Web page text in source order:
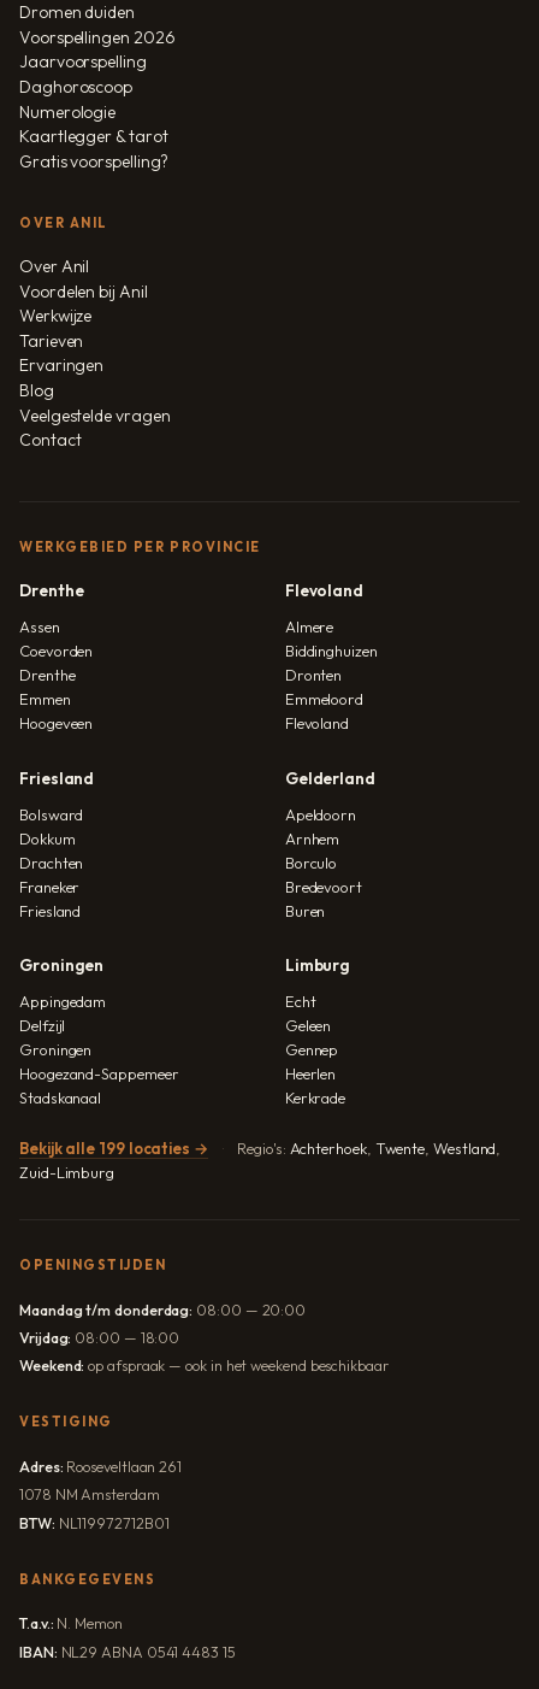
Dromen duiden
Voorspellingen 2026
Jaarvoorspelling
Daghoroscoop
Numerologie
Kaartlegger & tarot
Gratis voorspelling?
OVER ANIL
Over Anil
Voordelen bij Anil
Werkwijze
Tarieven
Ervaringen
Blog
Veelgestelde vragen
Contact
WERKGEBIED PER PROVINCIE
Drenthe
Assen
Coevorden
Drenthe
Emmen
Hoogeveen
Flevoland
Almere
Biddinghuizen
Dronten
Emmeloord
Flevoland
Friesland
Bolsward
Dokkum
Drachten
Franeker
Friesland
Gelderland
Apeldoorn
Arnhem
Borculo
Bredevoort
Buren
Groningen
Appingedam
Delfzijl
Groningen
Hoogezand-Sappemeer
Stadskanaal
Limburg
Echt
Geleen
Gennep
Heerlen
Kerkrade
Bekijk alle 199 locaties → Regio's: Achterhoek, Twente, Westland,
Zuid-Limburg
OPENINGSTIJDEN
Maandag t/m donderdag: 08:00 — 20:00
Vrijdag: 08:00 — 18:00
Weekend: op afspraak — ook in het weekend beschikbaar
VESTIGING
Adres: Rooseveltlaan 261
1078 NM Amsterdam
BTW: NL119972712B01
BANKGEGEVENS
T.a.v.: N. Memon
IBAN: NL29 ABNA 0541 4483 15